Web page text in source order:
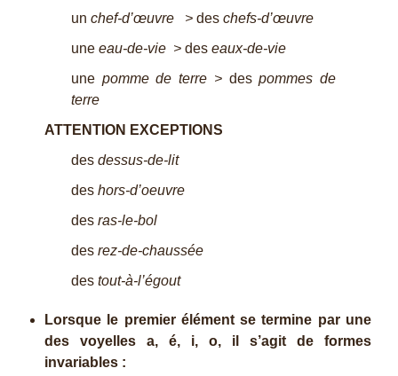
un chef-d’œuvre > des chefs-d’œuvre
une eau-de-vie > des eaux-de-vie
une pomme de terre > despommes de
terre
ATTENTION EXCEPTIONS
des dessus-de-lit
des hors-d’oeuvre
des ras-le-bol
des rez-de-chaussée
des tout-à-l’égout
Lorsque le premier élément se termine par une
des voyelles a, é, i, o, il s’agit de formes
invariables :